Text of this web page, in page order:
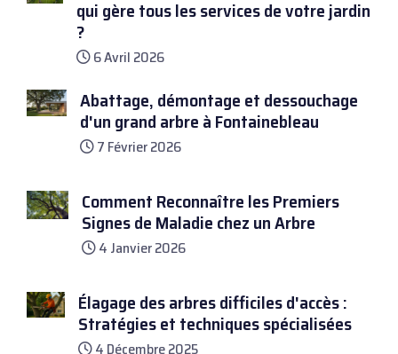
qui gère tous les services de votre jardin
?
6 Avril 2026
Abattage, démontage et dessouchage
d'un grand arbre à Fontainebleau
7 Février 2026
Comment Reconnaître les Premiers
Signes de Maladie chez un Arbre
4 Janvier 2026
Élagage des arbres difficiles d'accès :
Stratégies et techniques spécialisées
4 Décembre 2025